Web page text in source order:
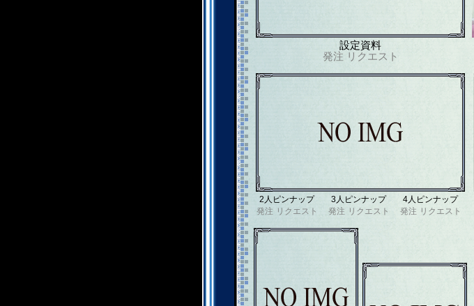
設定資料
発注 リクエスト
2人ピンナップ
発注 リクエスト
3人ピンナップ
発注 リクエスト
4人ピンナップ
発注 リクエスト